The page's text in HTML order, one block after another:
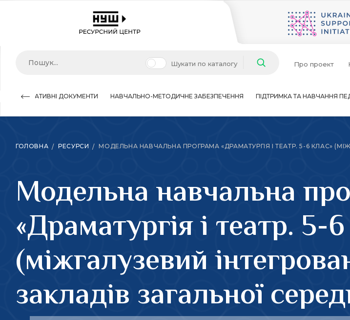
Шукати по каталогу Про проект
НОРМАТИВНІ ДОКУМЕНТИ НАВЧАЛЬНО-МЕТОДИЧНЕ ЗАБЕЗПЕЧЕННЯ ПІДТРИМКА ТА НАВЧАННЯ
ГОЛОВНА РЕСУРСИ МОДЕЛЬНА НАВЧАЛЬНА ПРОГРАМА «ДРАМАТУРГІЯ І ТЕАТР. 5-6 КЛАС»
Модельна навчальна
«Драматургія і театр. 5-
(міжгалузевий
закладів загальної